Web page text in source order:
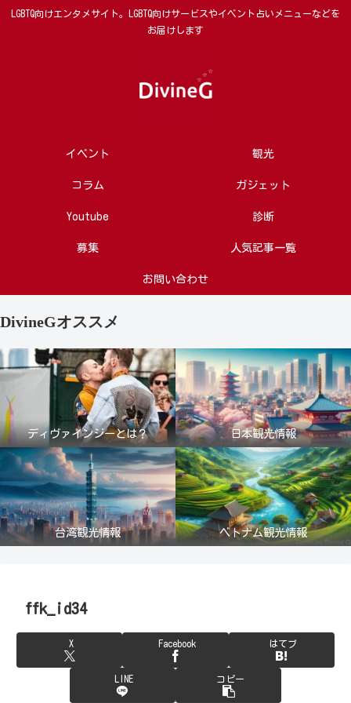
LGBTQ向けエンタメサイト。LGBTQ向けサービスやイベント占いメニューなどを
お届けします
イベント 観光
コラム ガジェット
Youtube 診断
募集 人気記事一覧
お問い合わせ
DivineGオススメ
ディヴァインジーとは？ 日本観光情報
台湾観光情報 ベトナム観光情報
ffk_id34
X Facebook はてブ
LINE コピー